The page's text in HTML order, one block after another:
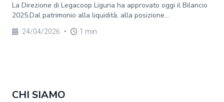
La Direzione di Legacoop Liguria ha approvato oggi il Bilancio
2025.Dal patrimonio alla liquidità, alla posizione...
24/04/2026 • 1 min
CHI SIAMO